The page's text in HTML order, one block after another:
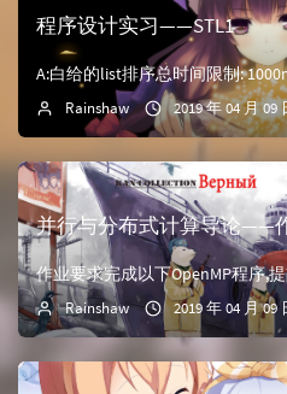
程序设计实习——STL1
Rainshaw 2019 年 04 月 09
并行与分布式计算导论——
Rainshaw 2019 年 04 月 09